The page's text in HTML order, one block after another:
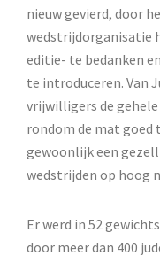
nieuw gevierd, door
wedstrijdorganisatie
editie- te bedanken
te introduceren. Van
vrijwilligers de gehele
rondom de mat goed
gewoonlijk een
wedstrijden op hoog
Er werd in 52
door meer dan 400